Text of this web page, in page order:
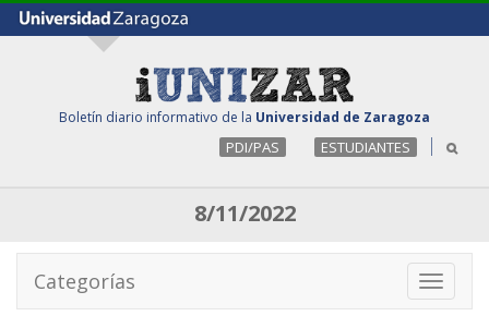
Boletín diario informativo de la Universidad de Zaragoza
PDI/PAS ESTUDIANTES
8/11/2022
Toggle
Categorías